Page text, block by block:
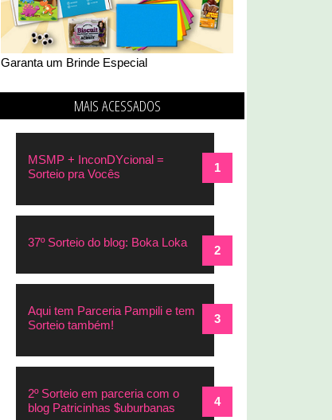
Garanta um Brinde Especial
MAIS ACESSADOS
MSMP + InconDYcional =
Sorteio pra Vocês
37º Sorteio do blog: Boka Loka
Aqui tem Parceria Pampili e tem
Sorteio também!
2º Sorteio em parceria com o
blog Patricinhas $uburbanas